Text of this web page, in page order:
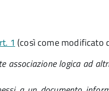
1 (così come modificato
logica ad